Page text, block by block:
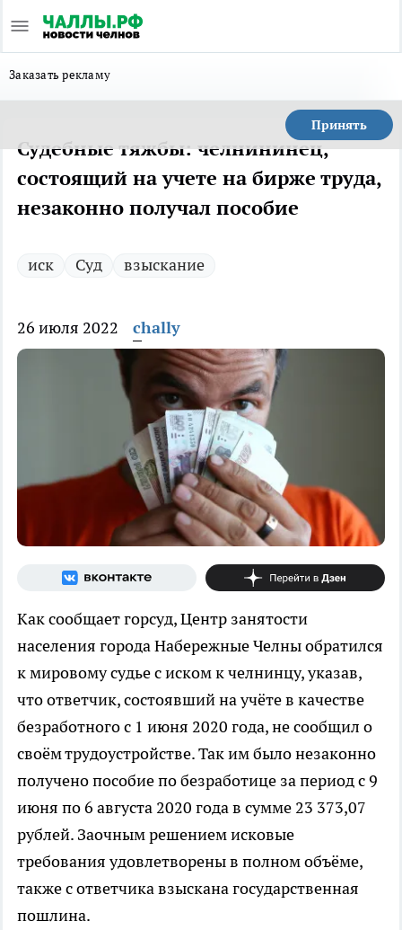
Заказать рекламу
Принять
Судебные тяжбы: челнининец,
состоящий на учете на бирже труда,
незаконно получал пособие
иск Суд взыскание
26 июля 2022 chally
Как сообщает горсуд, Центр занятости
населения города Набережные Челны обратился
к мировому судье с иском к челнинцу, указав,
что ответчик, состоявший на учёте в качестве
безработного с 1 июня 2020 года, не сообщил о
своём трудоустройстве. Так им было незаконно
получено пособие по безработице за период с 9
июня по 6 августа 2020 года в сумме 23 373,07
рублей. Заочным решением исковые
требования удовлетворены в полном объёме,
также с ответчика взыскана государственная
пошлина.